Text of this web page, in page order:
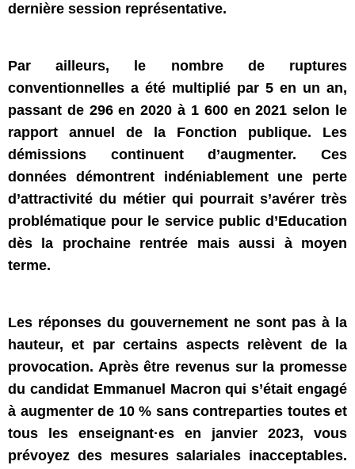
dernière session représentative.
Par ailleurs, le nombre de ruptures
conventionnelles a été multiplié par 5 en un an,
passant de 296 en 2020 à 1 600 en 2021 selon le
rapport annuel de la Fonction publique. Les
démissions continuent d’augmenter. Ces
données démontrent indéniablement une perte
d’attractivité du métier qui pourrait s’avérer très
problématique pour le service public d’Education
dès la prochaine rentrée mais aussi à moyen
terme.
Les réponses du gouvernement ne sont pas à la
hauteur, et par certains aspects relèvent de la
provocation. Après être revenus sur la promesse
du candidat Emmanuel Macron qui s’était engagé
à augmenter de 10 % sans contreparties toutes et
tous les enseignant·es en janvier 2023, vous
prévoyez des mesures salariales inacceptables.